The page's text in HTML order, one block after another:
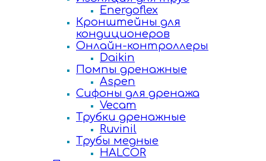
Energoflex
Кронштейны для
кондиционеров
Онлайн-контроллеры
Daikin
Помпы дренажные
Aspen
Сифоны для дренажа
Vecam
Трубки дренажные
Ruvinil
Трубы медные
HALCOR